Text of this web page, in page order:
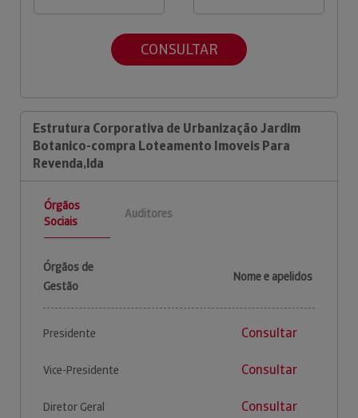
CONSULTAR
Estrutura Corporativa de Urbanização Jardim
Botanico-compra Loteamento Imoveis Para
Revenda,lda
Órgãos
Sociais
Auditores
Órgãos de
Gestão
Nome e apelidos
Presidente Consultar
Vice-Presidente Consultar
Diretor Geral Consultar